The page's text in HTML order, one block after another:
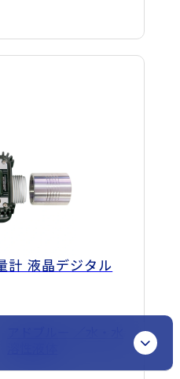
計 液晶デジタル